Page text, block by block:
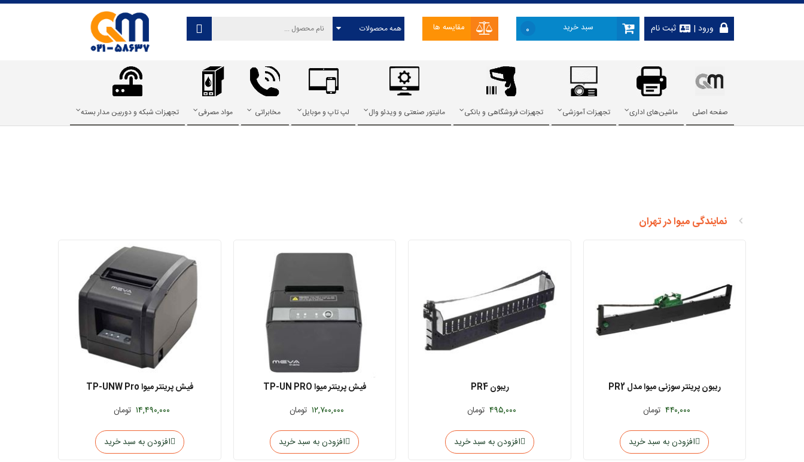
مقایسه ها سبد خرید ۰ ورود | ثبت نام
صفحه اصلی ماشین‌های اداری تجهیزات آموزشی تجهیزات فروشگاهی و بانکی مانیتور صنعتی و ویدئو وال لپ تاپ و موبایل مخابراتی مواد مصرفی تجهیزات شبکه و دوربین مدار بسته
نمایندگی میوا در تهران
ریبون پرینتر سوزنی میوا مدل PR2
۴۴۰,۰۰۰ تومان
افزودن به سبد خرید
ریبون PR4
۴۹۵,۰۰۰ تومان
افزودن به سبد خرید
فیش پرینتر میوا TP-UN PRO
۱۲,۷۰۰,۰۰۰ تومان
افزودن به سبد خرید
فیش پرینتر میوا TP-UNW Pro
۱۴,۴۹۰,۰۰۰ تومان
افزودن به سبد خرید